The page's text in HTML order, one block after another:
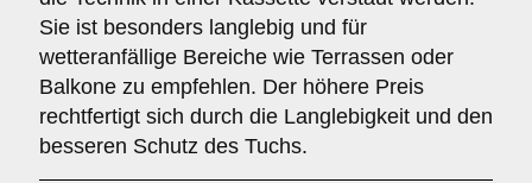
Sie ist besonders langlebig und für
wetteranfällige Bereiche wie Terrassen oder
Balkone zu empfehlen. Der höhere Preis
rechtfertigt sich durch die Langlebigkeit und den
besseren Schutz des Tuchs.